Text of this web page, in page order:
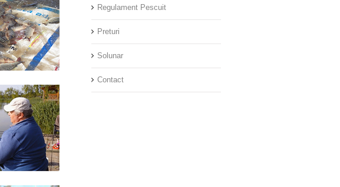
Regulament Pescuit
Preturi
Solunar
Contact